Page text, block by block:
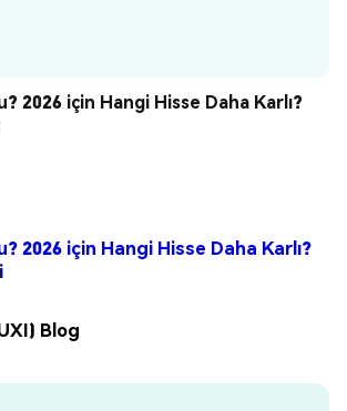
2026 için Hangi Hisse Daha Karlı?
2026 için Hangi Hisse Daha Karlı?
Blog